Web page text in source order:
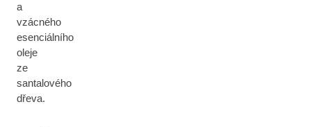
a
vzácného
esenciálního
oleje
ze
santalového
dřeva.